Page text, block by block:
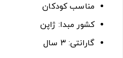
مناسب کودکان
کشور مبدا: ژاپن
گارانتی: ۳ سال